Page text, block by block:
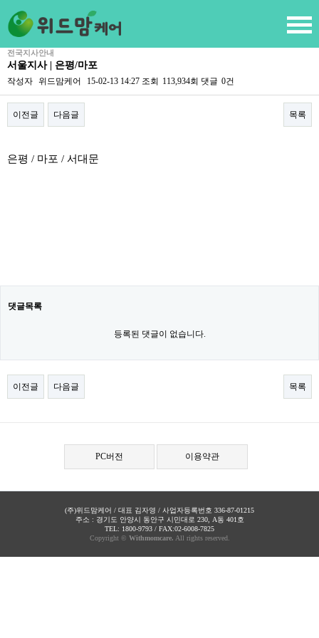
전국지사안내
서울지사 | 은평/마포
작성자 위드맘케어 15-02-13 14:27 조회 113,934회 댓글 0건
이전글 다음글 목록
은평 / 마포 / 서대문
댓글목록
등록된 댓글이 없습니다.
이전글 다음글 목록
PC버전 이용약관
(주)위드맘케어 / 대표 김자영 / 사업자등록번호 336-87-01215
주소 : 경기도 안양시 동안구 시민대로 230, A동 401호
TEL: 1800-9793 / FAX:02-6008-7825
Copyright © Withmomcare. All rights reserved.